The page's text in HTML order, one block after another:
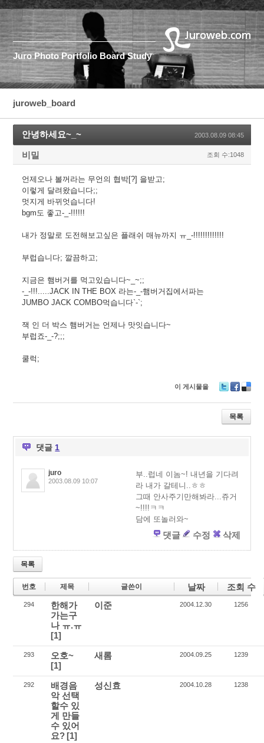
Juro Photo Portfolio Board Study
juroweb_board
안녕하세요~_~ 2003.08.09 08:45
비밀 조회 수:1048
언제오나 볼꺼라는 무언의 협박[?] 을받고;
이렇게 달려왔습니다;;
멋지게 바뀌엇습니다!
bgm도 좋고-_-!!!!!!
내가 정말로 도전해보고싶은 플래쉬 매뉴까지 ㅠ_-!!!!!!!!!!!!!
부럽습니다; 깔끔하고;
지금은 햄버거를 먹고있습니다~_~;;
-_-!!!.....JACK IN THE BOX 라는-_-햄버거집에서파는
JUMBO JACK COMBO먹습니다`-`;
잭 인 더 박스 햄버거는 언제나 맛잇습니다~
부럽죠-_-?;;;
쿨럭;
이 게시물을
wi
er
ac
e
b
eli
ci
o
목록
댓글 1
juro
2003.08.09 10:07
부..럽네 이놈~! 내년을 기다려
라 내가 갈테니..ㅎㅎ
그때 안사주기만해봐라...쥬거
~!!!!ㅋㅋ
담에 또놀러와~
댓글 수정 삭제
목록
번호 제목 글쓴이 날짜 조회 수
294
한해가
가는구
나 ㅠ.ㅠ
[1]
이준 2004.12.30 1256
293
오호~
[1]
새롬 2004.09.25 1239
292
배경음
악 선택
할수 있
게 만들
수 있어
요? [1]
성신효 2004.10.28 1238